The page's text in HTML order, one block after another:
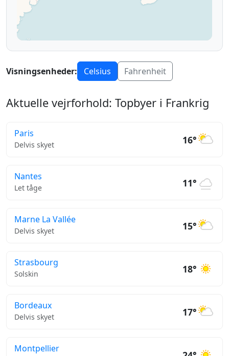
Visningsenheder: Celsius Fahrenheit
Aktuelle vejrforhold: Topbyer i Frankrig
Paris
Delvis skyet 16°
Nantes
Let tåge 11°
Marne La Vallée
Delvis skyet 15°
Strasbourg
Solskin 18°
Bordeaux
Delvis skyet 17°
Montpellier